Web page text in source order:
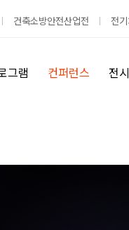
건축소방안전산업전 전
그램 컨퍼런스 전